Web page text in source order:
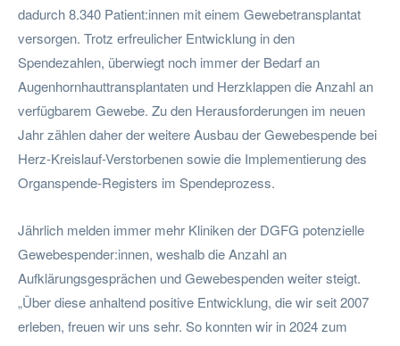
dadurch 8.340 Patient:innen mit einem Gewebetransplantat
versorgen. Trotz erfreulicher Entwicklung in den
Spendezahlen, überwiegt noch immer der Bedarf an
Augenhornhauttransplantaten und Herzklappen die Anzahl an
verfügbarem Gewebe. Zu den Herausforderungen im neuen
Jahr zählen daher der weitere Ausbau der Gewebespende bei
Herz-Kreislauf-Verstorbenen sowie die Implementierung des
Organspende-Registers im Spendeprozess.
Jährlich melden immer mehr Kliniken der DGFG potenzielle
Gewebespender:innen, weshalb die Anzahl an
Aufklärungsgesprächen und Gewebespenden weiter steigt.
„Über diese anhaltend positive Entwicklung, die wir seit 2007
erleben, freuen wir uns sehr. So konnten wir in 2024 zum